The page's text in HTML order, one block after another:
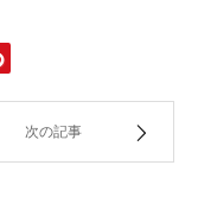
次の記事